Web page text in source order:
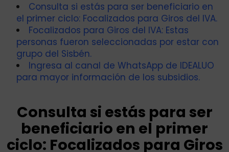
Consulta si estás para ser beneficiario en
el primer ciclo: Focalizados para Giros del IVA.
Focalizados para Giros del IVA: Estas
personas fueron seleccionadas por estar con
grupo del Sisbén.
Ingresa al canal de WhatsApp de IDEALUO
para mayor información de los subsidios.
Consulta si estás para ser
beneficiario en el primer
ciclo: Focalizados para Giros